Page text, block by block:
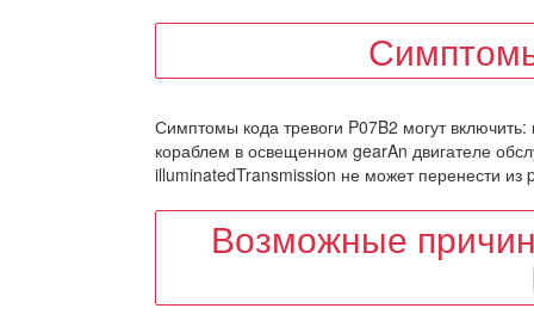
Симптомы кода тревоги P07B2 могут
кораблем в освещенном gearAn двигателе
illuminatedTransmission не может перенести
Возможные